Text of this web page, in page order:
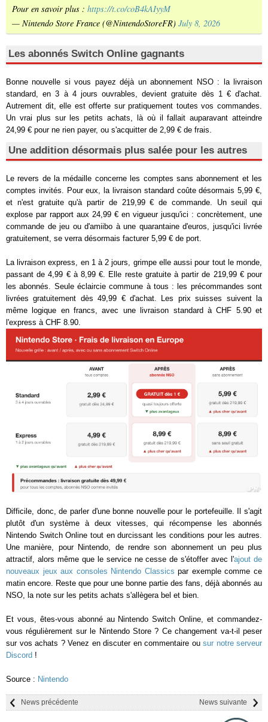
Pour en savoir plus : https://t.co/coB4kAIyyM
— Nintendo Store France (@NintendoStoreFR) July 8, 2026
Les abonnés Switch Online gagnants
Bonne nouvelle si vous payez déjà un abonnement NSO : la livraison
standard, en 3 à 4 jours ouvrables, devient gratuite dès 1 € d'achat.
Autrement dit, elle est offerte sur pratiquement toutes vos commandes.
Un vrai plus sur les petits achats, là où il fallait auparavant atteindre
24,99 € pour ne rien payer, ou s'acquitter de 2,99 € de frais.
Une addition désormais plus salée pour les autres
Le revers de la médaille concerne les comptes sans abonnement et les
comptes invités. Pour eux, la livraison standard coûte désormais 5,99 €,
et n'est gratuite qu'à partir de 219,99 € de commande. Un seuil qui
explose par rapport aux 24,99 € en vigueur jusqu'ici : concrètement, une
commande de jeu ou d'amiibo à une quarantaine d'euros, jusqu'ici livrée
gratuitement, se verra désormais facturer 5,99 € de port.
La livraison express, en 1 à 2 jours, grimpe elle aussi pour tout le monde,
passant de 4,99 € à 8,99 €. Elle reste gratuite à partir de 219,99 € pour
les abonnés. Seule éclaircie commune à tous : les précommandes sont
livrées gratuitement dès 49,99 € d'achat. Les prix suisses suivent la
même logique en francs, avec une livraison standard à CHF 5.90 et
l'express à CHF 8.90.
Difficile, donc, de parler d'une bonne nouvelle pour le portefeuille. Il s'agit
plutôt d'un système à deux vitesses, qui récompense les abonnés
Nintendo Switch Online tout en durcissant les conditions pour les autres.
Une manière, pour Nintendo, de rendre son abonnement un peu plus
attractif, alors même que le service ne cesse de s'étoffer avec l'ajout de
nouveaux jeux aux consoles Nintendo Classics par exemple comme ce
matin encore. Reste que pour une bonne partie des fans, déjà abonnés au
NSO, la note sur les petits achats s'allègera bel et bien.
Et vous, êtes-vous abonné au Nintendo Switch Online, et commandez-
vous régulièrement sur le Nintendo Store ? Ce changement va-t-il peser
sur vos achats ? Venez en discuter en commentaire ou sur notre serveur
Discord !
Source : Nintendo
News suivante
News précédente